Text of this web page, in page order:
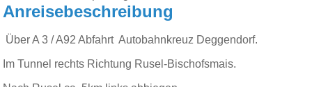
Anreisebeschreibung
Über A 3 / A92 Abfahrt Autobahnkreuz Deggendorf.
Im Tunnel rechts Richtung Rusel-Bischofsmais.